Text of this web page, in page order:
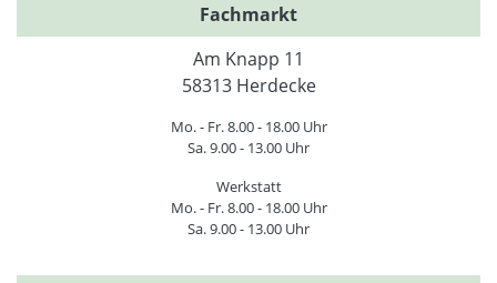
Fachmarkt
Am Knapp 11
58313 Herdecke
Mo. - Fr. 8.00 - 18.00 Uhr
Sa. 9.00 - 13.00 Uhr
Werkstatt
Mo. - Fr. 8.00 - 18.00 Uhr
Sa. 9.00 - 13.00 Uhr